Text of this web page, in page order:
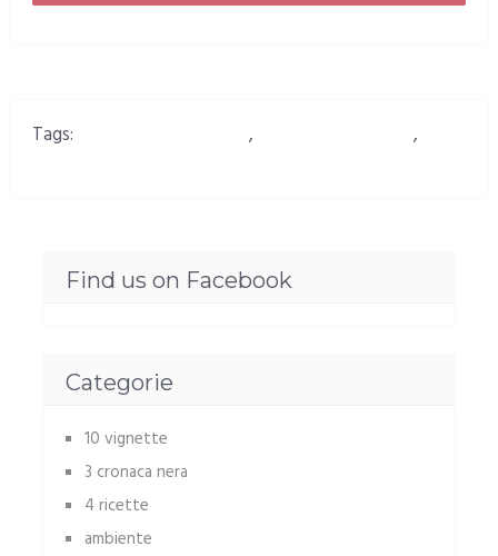
Tags: ,
,
Find us on Facebook
Categorie
10 vignette
3 cronaca nera
4 ricette
ambiente